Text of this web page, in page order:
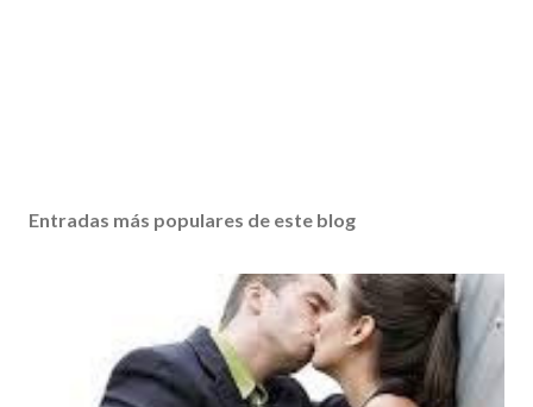
Entradas más populares de este blog